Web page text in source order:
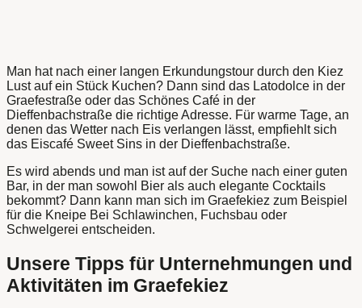
Man hat nach einer langen Erkundungstour durch den Kiez
Lust auf ein Stück Kuchen? Dann sind das Latodolce in der
Graefestraße oder das Schönes Café in der
Dieffenbachstraße die richtige Adresse. Für warme Tage, an
denen das Wetter nach Eis verlangen lässt, empfiehlt sich
das Eiscafé Sweet Sins in der Dieffenbachstraße.
Es wird abends und man ist auf der Suche nach einer guten
Bar, in der man sowohl Bier als auch elegante Cocktails
bekommt? Dann kann man sich im Graefekiez zum Beispiel
für die Kneipe Bei Schlawinchen, Fuchsbau oder
Schwelgerei entscheiden.
Unsere Tipps für Unternehmungen und
Aktivitäten im Graefekiez